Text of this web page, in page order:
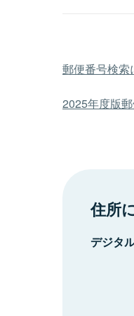
郵便番号検索
2025年度版
住所
デジタ